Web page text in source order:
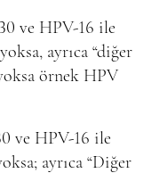
ve HPV-16 ile
ayrıca “diğer
örnek HPV
ve HPV-16 ile
ayrıca “Diğer